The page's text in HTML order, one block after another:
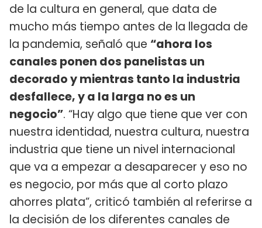
de la cultura en general, que data de
mucho más tiempo antes de la llegada de
la pandemia, señaló que “ahora los
canales ponen dos panelistas un
decorado y mientras tanto la industria
desfallece, y a la larga no es un
negocio”. “Hay algo que tiene que ver con
nuestra identidad, nuestra cultura, nuestra
industria que tiene un nivel internacional
que va a empezar a desaparecer y eso no
es negocio, por más que al corto plazo
ahorres plata”, criticó también al referirse a
la decisión de los diferentes canales de